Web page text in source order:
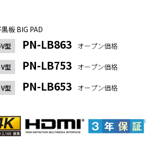
板 BIG PAD
V型 PN-LB863 オープン価格
V型 PN-LB753 オープン価格
V型 PN-LB653 オープン価格